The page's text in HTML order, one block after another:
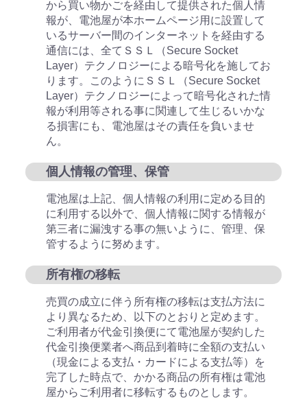
から買い物かごを経由して提供された個人情
報が、電池屋が本ホームページ用に設置して
いるサーバー間のインターネットを経由する
通信には、全てＳＳＬ（Secure Socket
Layer）テクノロジーによる暗号化を施してお
ります。このようにＳＳＬ（Secure Socket
Layer）テクノロジーによって暗号化された情
報が利用等される事に関連して生じるいかな
る損害にも、電池屋はその責任を負いませ
ん。
個人情報の管理、保管
電池屋は上記、個人情報の利用に定める目的
に利用する以外で、個人情報に関する情報が
第三者に漏洩する事の無いように、管理、保
管するように努めます。
所有権の移転
売買の成立に伴う所有権の移転は支払方法に
より異なるため、以下のとおりと定めます。
ご利用者が代金引換便にて電池屋が契約した
代金引換便業者へ商品到着時に全額の支払い
（現金による支払・カードによる支払等）を
完了した時点で、かかる商品の所有権は電池
屋からご利用者に移転するものとします。